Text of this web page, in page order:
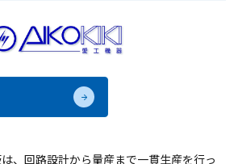
、回路設計から量産まで一貫生産を行っ